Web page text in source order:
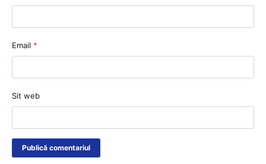
Email *
Sit web